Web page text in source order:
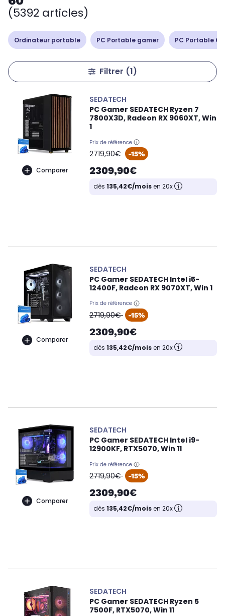
(5392 articles)
Ordinateur portable PC Portable gamer PC Portable
Filtrer (1)
Comparer
SEDATECH
PC Gamer SEDATECH Ryzen 7
7800X3D, Radeon RX 9060XT, Win
1
Prix de référence
oldPrice
2719,90€ -15%
2309,90€
dès 135,42€/moisen 20x
Comparer
SEDATECH
PC Gamer SEDATECH Intel i5-
12400F, Radeon RX 9070XT, Win 1
Prix de référence
oldPrice
2719,90€ -15%
2309,90€
dès 135,42€/moisen 20x
Comparer
SEDATECH
PC Gamer SEDATECH Intel i9-
12900KF, RTX5070, Win 11
Prix de référence
oldPrice
2719,90€ -15%
2309,90€
dès 135,42€/moisen 20x
SEDATECH
PC Gamer SEDATECH Ryzen 5
7500F, RTX5070, Win 11